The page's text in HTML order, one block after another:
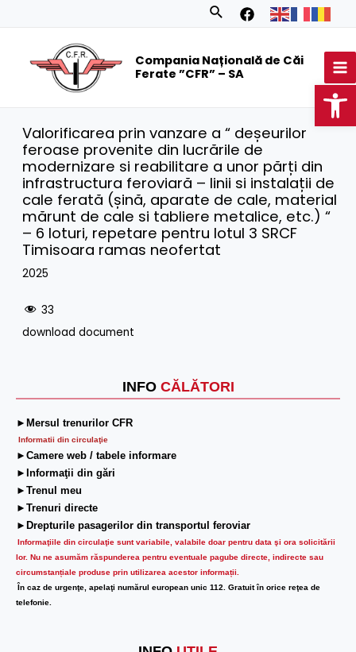
Search
Compania Națională de Căi
Ferate ”CFR” – SA
INFO CĂLĂTORI
►Mersul trenurilor CFR
Informatii din circulaţie
►Camere web / tabele informare
►Informaţii din gări
►Trenul meu
►Trenuri directe
►Drepturile pasagerilor din transportul feroviar
Informaţiile din circulaţie sunt variabile, valabile doar pentru data şi ora solicitării
lor. Nu ne asumăm răspunderea pentru eventuale pagube directe, indirecte sau
circumstanțiale produse prin utilizarea acestor informații.
În caz de urgenţe, apelaţi numărul european unic 112. Gratuit în orice reţea de
telefonie.
Valorificarea prin vanzare a “ deșeurilor
feroase provenite din lucrările de
modernizare si reabilitare a unor părți din
infrastructura feroviară – linii si instalații de
cale ferată (șină, aparate de cale, material
mărunt de cale si tabliere metalice, etc.) “
– 6 loturi, repetare pentru lotul 3 SRCF
Timisoara ramas neofertat
2025
33
download document